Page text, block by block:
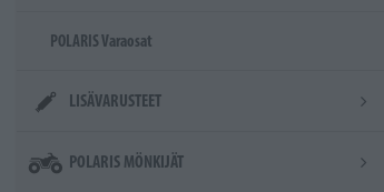
POLARIS Varaosat
LISÄVARUSTEET
POLARIS MÖNKIJÄT